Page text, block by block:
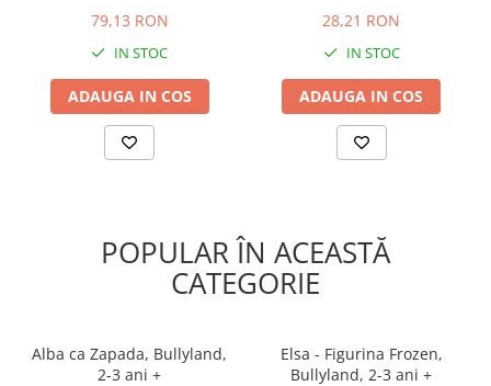
79,13 RON
IN STOC
ADAUGA IN COS
28,21 RON
IN STOC
ADAUGA IN COS
POPULAR ÎN ACEASTĂ
CATEGORIE
Alba ca Zapada, Bullyland,
2-3 ani +
Elsa - Figurina Frozen,
Bullyland, 2-3 ani +